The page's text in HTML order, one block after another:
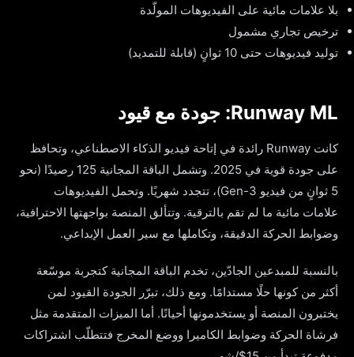
بلا علامات مائية على الفيديوهات المولّدة
ترخيص تجاري مشمول
توليد فيديوهات حتى 10 ثوانٍ (قابلة للتمديد)
Runway ML: جودة مع قيود
كانت Runway رائدة في إتاحة فيديو الذكاء الاصطناعي، وتحافظ
على جودة قوية في 2025. وتشمل الباقة المجانية 125 رصيدًا (نحو
5 ثوانٍ من فيديو Gen-3)، تتجدد شهريًا. وتحمل الفيديوهات
علامات مائية ما لم تقم بالترقية. وتتألق المنصة بواجهتها الاحترافية،
وضوابط الحركة الدقيقة، وتكاملها مع سير العمل الإبداعي.
بالنسبة للمبدعين الجادّين، تخدم الباقة المجانية كتجربة موسّعة
أكثر من كونها حلًا مستدامًا. ومع ذلك، تبرّر الجودة القيود لمن
يختبرون المنصة أو يستخدمونها أحيانًا. أما الميزات المتقدمة مثل
فرشاة الحركة وضوابط الكاميرا ووضع المخرج فتتطلّب اشتراكات